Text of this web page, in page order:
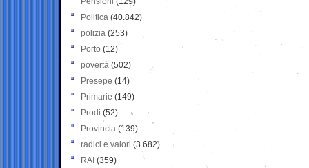
Politica (40.842)
polizia (253)
Porto (12)
povertà (502)
Presepe (14)
Primarie (149)
Prodi (52)
Provincia (139)
radici e valori (3.682)
RAI (359)